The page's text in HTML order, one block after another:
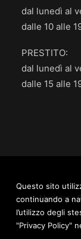
dal lunedì al
dalle 10 alle
PRESTITO:
dal lunedì al
dalle 15 alle
Questo sito
continuando a
l’utilizzo degli
"Privacy Policy"